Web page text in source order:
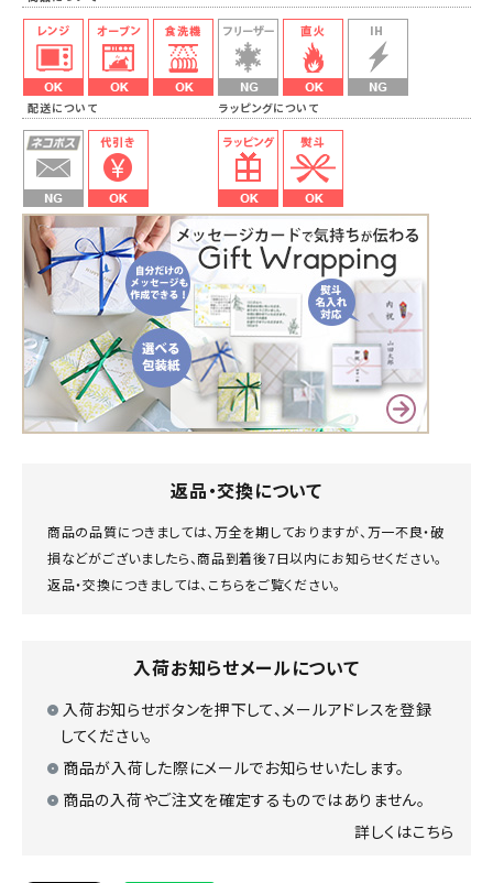
配送について ラッピングについて
返品・交換について
商品の品質につきましては、万全を期しておりますが、万一不良・破
損などがございましたら、商品到着後7日以内にお知らせください。
返品・交換につきましては、 こちらをご覧ください。
入荷お知らせメールについて
入荷お知らせボタンを押下して、メールアドレスを登録
してください。
商品が入荷した際にメールでお知らせいたします。
商品の入荷やご注文を確定するものではありません。
詳しくはこちら